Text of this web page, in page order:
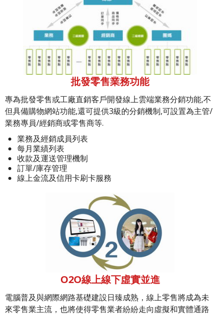
批發零售業務功能
專為批發零售或工廠直銷客戶開發線上雲端業務分銷功能,不
但具備購物網站功能,還可提供3級的分銷機制,可設置為主管/
業務專員/經銷商或零售商等.
業務及經銷成員列表
每月業績列表
收款及運送管理機制
訂單/庫存管理
線上金流及信用卡刷卡服務
O2O線上線下虛實並進
電腦普及與網際網路基礎建設日臻成熟，線上零售將成為未
來零售業主流，也將使得零售業者紛紛走向虛擬和實體通路